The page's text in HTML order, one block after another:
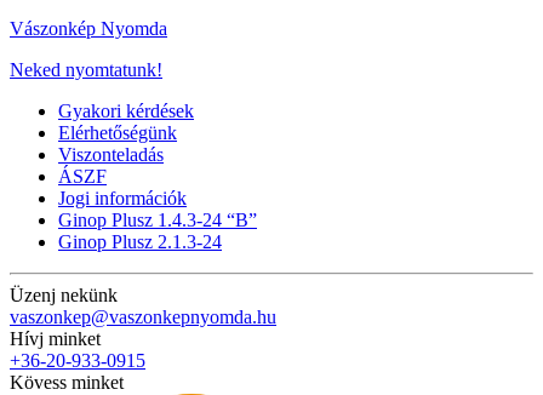
Vászonkép Nyomda
Neked nyomtatunk!
Gyakori kérdések
Elérhetőségünk
Viszonteladás
ÁSZF
Jogi információk
Ginop Plusz 1.4.3-24 “B”
Ginop Plusz 2.1.3-24
Üzenj nekünk
vaszonkep@vaszonkepnyomda.hu
Hívj minket
+36-20-933-0915
Kövess minket